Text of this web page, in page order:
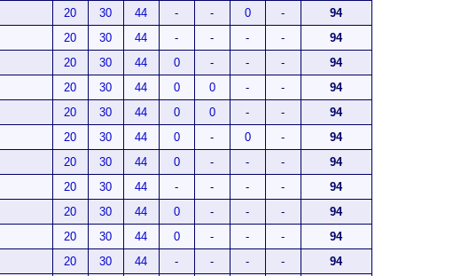
20 30 44 - - 0 -
94
20 30 44 - - - -
94
20 30 44 0 - - -
94
20 30 44 0 0 - -
94
20 30 44 0 0 - -
94
20 30 44 0 - 0 -
94
20 30 44 0 - - -
94
20 30 44 - - - -
94
20 30 44 0 - - -
94
20 30 44 0 - - -
94
20 30 44 - - - - 94